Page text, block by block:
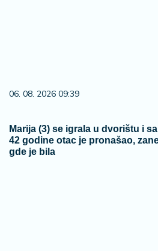
06. 08. 2026 09:39
Marija (3) se igrala u dvorištu i
42 godine otac je pronašao,
gde je bila